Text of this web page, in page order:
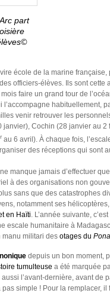
part
école de la marine française,
officiers-élèves. Ils sont cette
faire un grand tour de
l’accompagne habituellement,
venir retrouver les
Cochin (28 janvier au 2
au 6 avril). À chaque fois,
des réceptions qui sont
manque jamais d’effectuer
à des organisations non
sans que des catastrophes
notamment ses
en Haïti. L’année suivante, c’est
escale humanitaire à
manu militari des otages du
depuis un bon moment,
tumulteuse a été marquée
l’avant-dernière, avant de
simple ! Pour la remplacer, il